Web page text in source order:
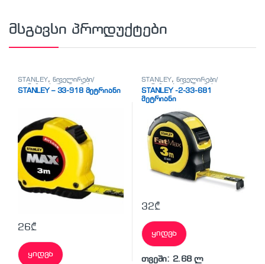
მსგავსი პროდუქტები
STANLEY, ნიველირები/
თარაზოები/მეტრიანები
STANLEY – 33-918 მეტრიანი
26₾
ყიდვა
STANLEY, ნიველირები/
თარაზოები/მეტრიანები
STANLEY -2-33-681
მეტრიანი
32₾
ყიდვა
თვეში: 2.68 ლ